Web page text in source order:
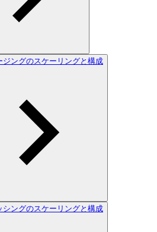
ジングのスケーリングと構成
シングのスケーリングと構成